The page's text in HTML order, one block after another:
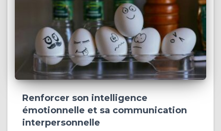
Renforcer son intelligence
émotionnelle et sa communication
interpersonnelle